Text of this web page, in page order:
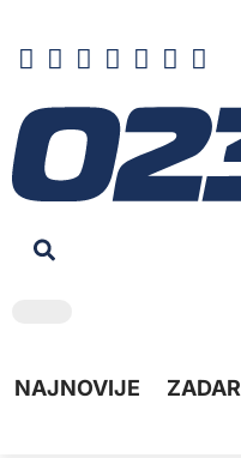
NAJNOVIJE ZADAR